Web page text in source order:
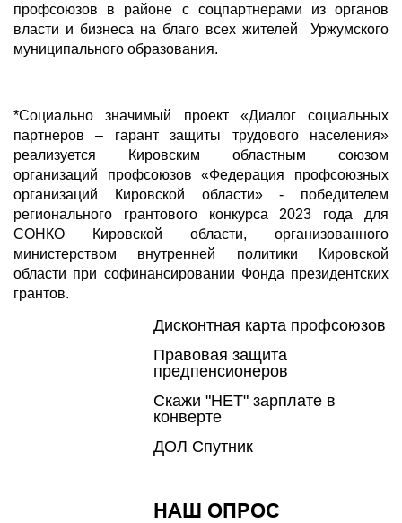
профсоюзов в районе с соцпартнерами из органов
власти и бизнеса на благо всех жителей Уржумского
муниципального образования.
*Социально значимый проект «Диалог социальных
партнеров – гарант защиты трудового населения»
реализуется Кировским областным союзом
организаций профсоюзов «Федерация профсоюзных
организаций Кировской области» - победителем
регионального грантового конкурса 2023 года для
СОНКО Кировской области, организованного
министерством внутренней политики Кировской
области при софинансировании Фонда президентских
грантов.
Дисконтная карта профсоюзов
Правовая защита
предпенсионеров
Скажи "НЕТ" зарплате в
конверте
ДОЛ Спутник
НАШ ОПРОС